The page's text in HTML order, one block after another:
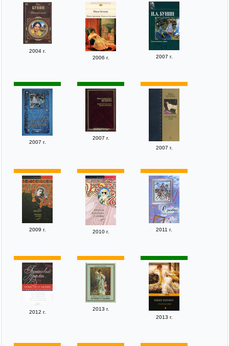
2004 г.
2006 г.
2007 г.
2007 г.
2007 г.
2007 г.
2009 г. 2010 г. 2011 г.
2012 г.
2013 г.
2013 г.